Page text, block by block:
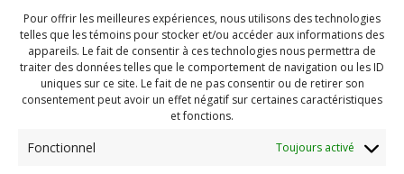
Pour offrir les meilleures expériences, nous utilisons des technologies
telles que les témoins pour stocker et/ou accéder aux informations des
appareils. Le fait de consentir à ces technologies nous permettra de
traiter des données telles que le comportement de navigation ou les ID
uniques sur ce site. Le fait de ne pas consentir ou de retirer son
consentement peut avoir un effet négatif sur certaines caractéristiques
et fonctions.
Fonctionnel Toujours activé